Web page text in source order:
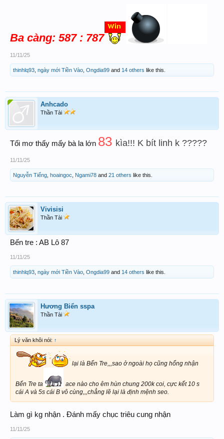
Ba càng: 587 : 787
11/11/25
thinhlq93 ngày mới Tiền Vào Ongdia99 and 14 others like this.
Anhcado
Thần Tài
Tối mơ thấy mấy bà la lớn 83 kìa!!! K bít linh k ?????
11/11/25
Nguyễn Tiếng hoaingoc Ngami78 and 21 others like this.
Vivisisi
Thần Tài
Bến tre : AB Lô 87
11/11/25
thinhlq93 ngày mới Tiền Vào Ongdia99 and 14 others like this.
Hương Biển sspa
Thần Tài
Lý văn khôi nói: ↑
lại là Bến Tre,,,sao ở ngoài họ cũng hổng nhận
Bến Tre ta
ace nào cho êm hùn chung 200k coi, cực kết 10 s
cái A và 5s cái B vô cùng,,,chẳng lẽ lại là định mệnh seo.
Làm gì kg nhận . Đánh mấy chục triêu cung nhận
11/11/25